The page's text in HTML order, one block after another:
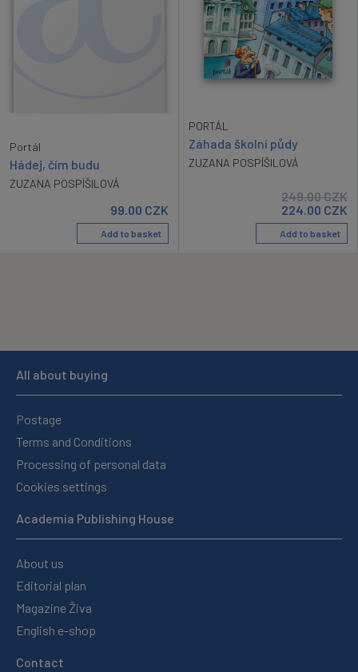
Portál
Hádej, čím budu
ZUZANA POSPÍŠILOVÁ
99.00 CZK
Add to basket
PORTÁL
Záhada školní půdy
ZUZANA POSPÍŠILOVÁ
249.00CZK
224.00 CZK
Add to basket
All about buying
Postage
Terms and Conditions
Processing of personal data
Cookies settings
Academia Publishing House
About us
Editorial plan
Magazine Živa
English e-shop
Contact